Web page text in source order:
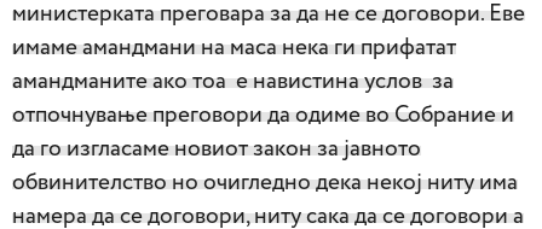
министерката преговара за да не се договори. Еве
имаме амандмани на маса нека ги прифатат
амандманите ако тоа е навистина услов за
отпочнување преговори да одиме во Собрание и
да го изгласаме новиот закон за јавното
обвинителство но очигледно дека некој ниту има
намера да се договори, ниту сака да се договори а